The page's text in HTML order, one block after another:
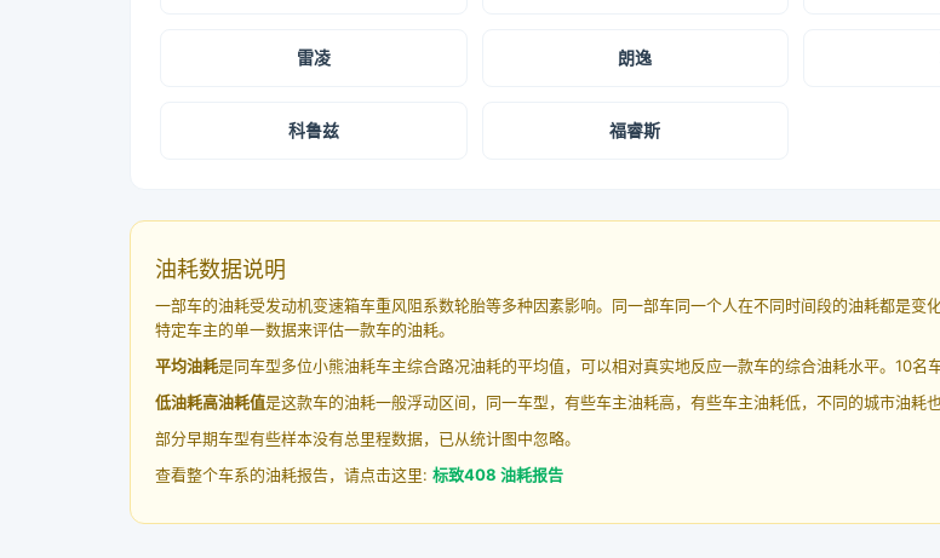
雷凌 朗逸
科鲁兹 福睿斯
油耗数据说明
一部车的油耗受发动机变速箱车重风阻系数轮胎等多种因素影响。同一部车同一个人在不同时间段的油耗都是
特定车主的单一数据来评估一款车的油耗。
平均油耗是同车型多位小熊油耗车主综合路况油耗的平均值，可以相对真实地反应一款车的综合油耗水平。10名
低油耗高油耗值是这款车的油耗一般浮动区间，同一车型，有些车主油耗高，有些车主油耗低，不同的城市油耗
部分早期车型有些样本没有总里程数据，已从统计图中忽略。
查看整个车系的油耗报告，请点击这里: 标致408 油耗报告